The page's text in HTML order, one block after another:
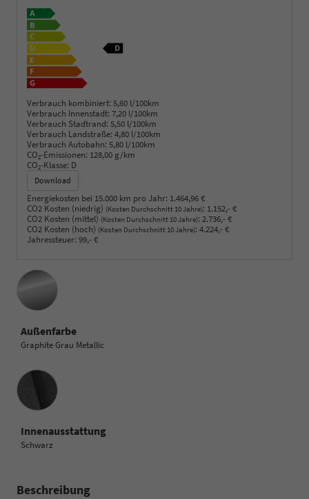
Verbrauch kombiniert: 5,60 l/100km
Verbrauch Innenstadt: 7,20 l/100km
Verbrauch Stadtrand: 5,50 l/100km
Verbrauch Landstraße: 4,80 l/100km
Verbrauch Autobahn: 5,80 l/100km
CO2-Emissionen: 128,00 g/km
CO2-Klasse: D
Download
Energiekosten bei 15.000 km pro Jahr: 1.464,96 €
CO2 Kosten (niedrig) (Kosten Durchschnitt 10 Jahre): 1.152,- €
CO2 Kosten (mittel) (Kosten Durchschnitt 10 Jahre): 2.736,- €
CO2 Kosten (hoch) (Kosten Durchschnitt 10 Jahre): 4.224,- €
Jahressteuer: 99,- €
Außenfarbe
Graphite Grau Metallic
Innenausstattung
Innenausstattung
Schwarz
Beschreibung